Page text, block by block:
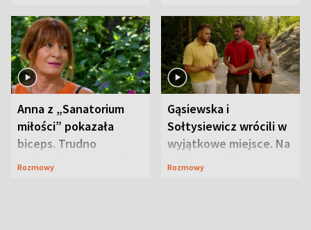
Anna z „Sanatorium
miłości” pokazała
biceps. Trudno
uwierzyć, co przeszła
Rozmowy
Gąsiewska i
Sołtysiewicz wrócili w
wyjątkowe miejsce. Na
szlaku czekał
Rozmowy